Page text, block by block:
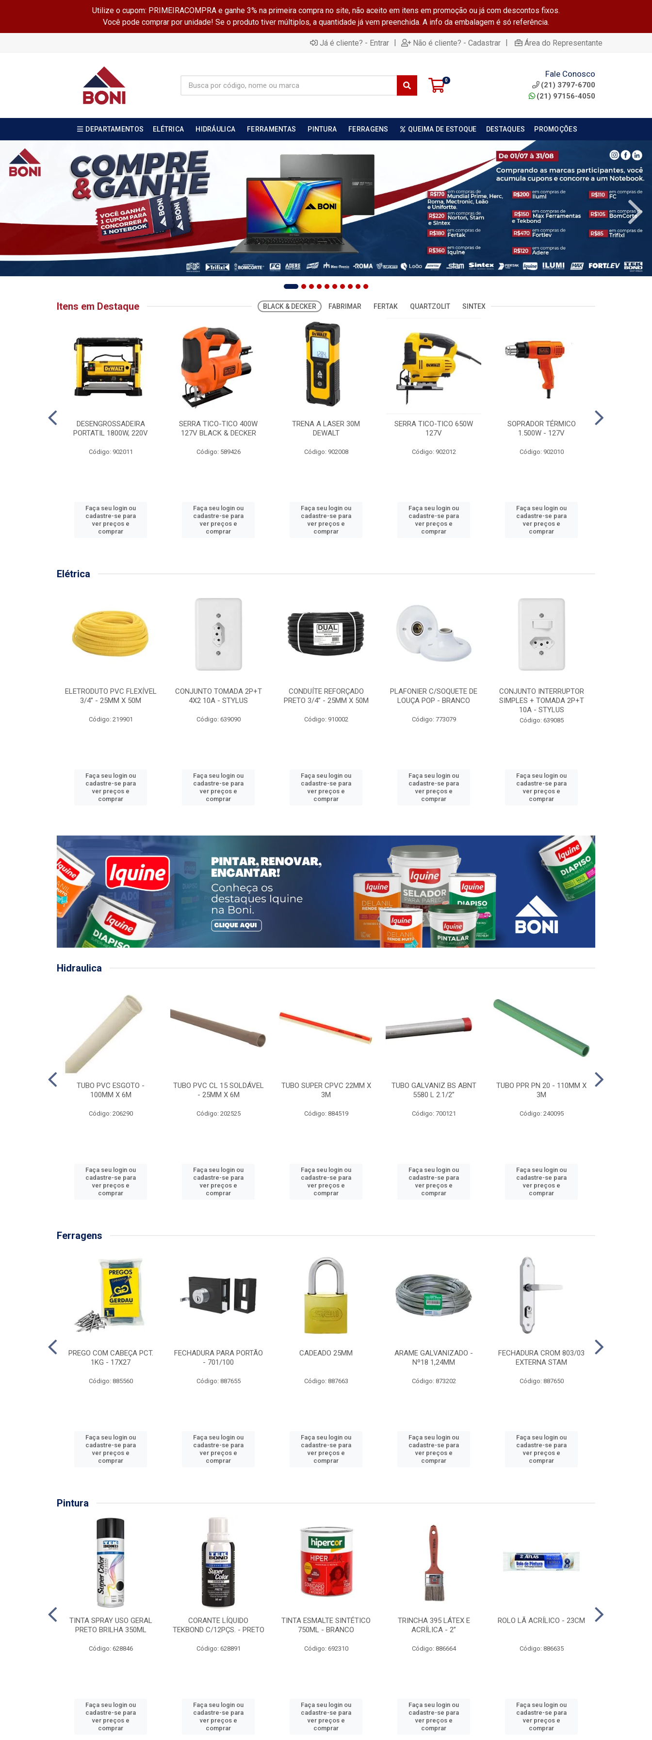
Utilize o cupom: PRIMEIRACOMPRA e ganhe 3% na primeira compra no site, não aceito em itens em promoção ou já com descontos fixos.
Você pode comprar por unidade! Se o produto tiver múltiplos, a quantidade já vem preenchida. A info da embalagem é só referência.
Já é cliente? - Entrar | Não é cliente? - Cadastrar | Área do Representante
0
Fale Conosco
(21) 3797-6700
(21) 97156-4050
DEPARTAMENTOS ELÉTRICA HIDRÁULICA FERRAMENTAS PINTURA FERRAGENS QUEIMA DE ESTOQUE DESTAQUES PROMOÇÕES
Itens em Destaque BLACK & DECKER FABRIMAR FERTAK QUARTZOLIT SINTEX
DESENGROSSADEIRA
PORTATIL 1800W, 220V
Código: 902011
Faça seu login ou
cadastre-se para
ver preços e
comprar
SERRA TICO-TICO 400W
127V BLACK & DECKER
Código: 589426
Faça seu login ou
cadastre-se para
ver preços e
comprar
TRENA A LASER 30M
DEWALT
Código: 902008
Faça seu login ou
cadastre-se para
ver preços e
comprar
SERRA TICO-TICO 650W
127V
Código: 902012
Faça seu login ou
cadastre-se para
ver preços e
comprar
SOPRADOR TÉRMICO
1.500W - 127V
Código: 902010
Faça seu login ou
cadastre-se para
ver preços e
comprar
Elétrica
ELETRODUTO PVC FLEXÍVEL
3/4” - 25MM X 50M
Código: 219901
Faça seu login ou
cadastre-se para
ver preços e
comprar
CONJUNTO TOMADA 2P+T
4X2 10A - STYLUS
Código: 639090
Faça seu login ou
cadastre-se para
ver preços e
comprar
CONDUÍTE REFORÇADO
PRETO 3/4” - 25MM X 50M
Código: 910002
Faça seu login ou
cadastre-se para
ver preços e
comprar
PLAFONIER C/SOQUETE DE
LOUÇA POP - BRANCO
Código: 773079
Faça seu login ou
cadastre-se para
ver preços e
comprar
CONJUNTO INTERRUPTOR
SIMPLES + TOMADA 2P+T
10A - STYLUS
Código: 639085
Faça seu login ou
cadastre-se para
ver preços e
comprar
Hidraulica
TUBO PVC ESGOTO -
100MM X 6M
Código: 206290
Faça seu login ou
cadastre-se para
ver preços e
comprar
TUBO PVC CL 15 SOLDÁVEL
- 25MM X 6M
Código: 202525
Faça seu login ou
cadastre-se para
ver preços e
comprar
TUBO SUPER CPVC 22MM X
3M
Código: 884519
Faça seu login ou
cadastre-se para
ver preços e
comprar
TUBO GALVANIZ BS ABNT
5580 L 2.1/2”
Código: 700121
Faça seu login ou
cadastre-se para
ver preços e
comprar
TUBO PPR PN 20 - 110MM X
3M
Código: 240095
Faça seu login ou
cadastre-se para
ver preços e
comprar
Ferragens
PREGO COM CABEÇA PCT.
1KG - 17X27
Código: 885560
Faça seu login ou
cadastre-se para
ver preços e
comprar
FECHADURA PARA PORTÃO
- 701/100
Código: 887655
Faça seu login ou
cadastre-se para
ver preços e
comprar
CADEADO 25MM
Código: 887663
Faça seu login ou
cadastre-se para
ver preços e
comprar
ARAME GALVANIZADO -
Nº18 1,24MM
Código: 873202
Faça seu login ou
cadastre-se para
ver preços e
comprar
FECHADURA CROM 803/03
EXTERNA STAM
Código: 887650
Faça seu login ou
cadastre-se para
ver preços e
comprar
Pintura
TINTA SPRAY USO GERAL
PRETO BRILHA 350ML
Código: 628846
Faça seu login ou
cadastre-se para
ver preços e
comprar
CORANTE LÍQUIDO
TEKBOND C/12PÇS. - PRETO
Código: 628891
Faça seu login ou
cadastre-se para
ver preços e
comprar
TINTA ESMALTE SINTÉTICO
750ML - BRANCO
Código: 692310
Faça seu login ou
cadastre-se para
ver preços e
comprar
TRINCHA 395 LÁTEX E
ACRÍLICA - 2”
Código: 886664
Faça seu login ou
cadastre-se para
ver preços e
comprar
ROLO LÃ ACRÍLICO - 23CM
Código: 886635
Faça seu login ou
cadastre-se para
ver preços e
comprar